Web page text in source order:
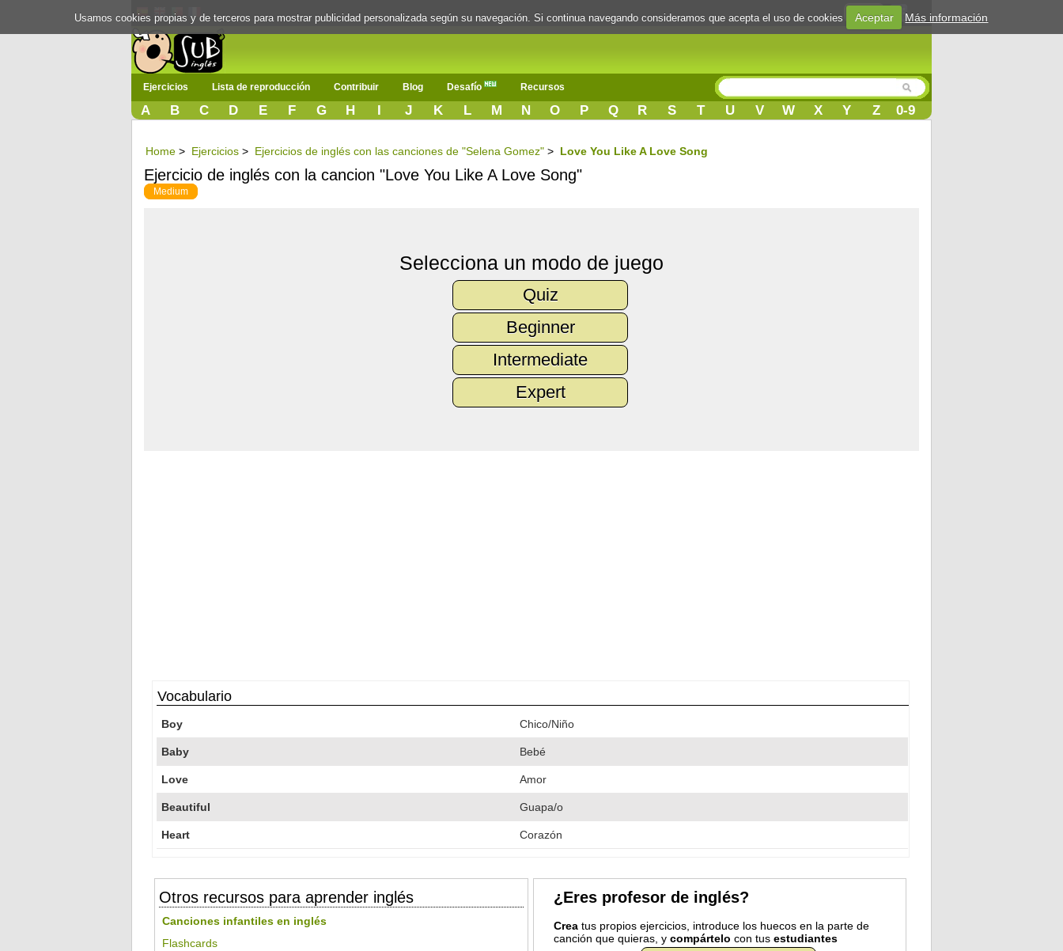
Login
Ejercicios Lista de reproducción Contribuir Blog Desafío Recursos
A B C D E F G H I J K L M N O P Q R S T U V W X Y Z 0-9
Home > Ejercicios > Ejercicios de inglés con las canciones de "Selena Gomez" > Love You Like A Love Song
Ejercicio de inglés con la cancion "Love You Like A Love Song"
Medium
Selecciona un modo de juego
Quiz
Beginner
Intermediate
Expert
Vocabulario
Boy Chico/Niño
Baby Bebé
Love Amor
Beautiful Guapa/o
Heart Corazón
Otros recursos para aprender inglés
Canciones infantiles en inglés
Flashcards
¿Eres profesor de inglés?
Creatus propios ejercicios, introduce los huecos en la parte de
canción que quieras, y compártelo con tus estudiantes
Usamos cookies propias y de terceros para mostrar publicidad personalizada según su navegación. Si continua navegando consideramos que acepta el uso de cookies Aceptar Más información